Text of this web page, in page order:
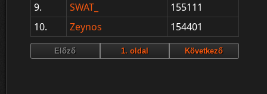
9.
SWAT_
155111
10.
Zeynos 154401